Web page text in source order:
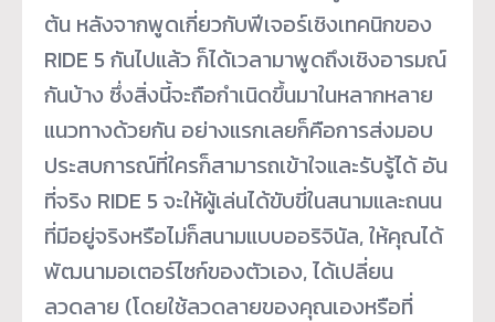
ต้น หลังจากพูดเกี่ยวกับฟีเจอร์เชิงเทคนิกของ
RIDE 5 กันไปแล้ว ก็ได้เวลามาพูดถึงเชิงอารมณ์
กันบ้าง ซึ่งสิ่งนี้จะถือกำเนิดขึ้นมาในหลากหลาย
แนวทางด้วยกัน อย่างแรกเลยก็คือการส่งมอบ
ประสบการณ์ที่ใครก็สามารถเข้าใจและรับรู้ได้ อัน
ที่จริง RIDE 5 จะให้ผู้เล่นได้ขับขี่ในสนามและถนน
ที่มีอยู่จริงหรือไม่ก็สนามแบบออริจินัล, ให้คุณได้
พัฒนามอเตอร์ไซก์ของตัวเอง, ได้เปลี่ยน
ลวดลาย (โดยใช้ลวดลายของคุณเองหรือที่